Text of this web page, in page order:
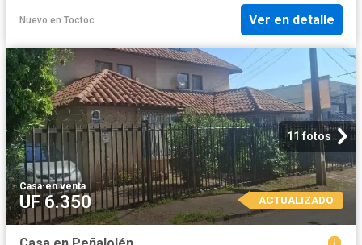
Nuevo en Toctoc Ver en detalle
11 fotos
Casa·en venta
UF 6.350 ACTUALIZADO